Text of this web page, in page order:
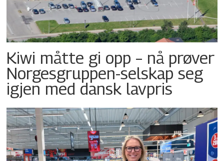
Kiwi måtte gi opp – nå prøver
Norgesgruppen-selskap seg
igjen med dansk lavpris